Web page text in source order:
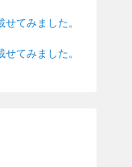
てみました。
てみました。